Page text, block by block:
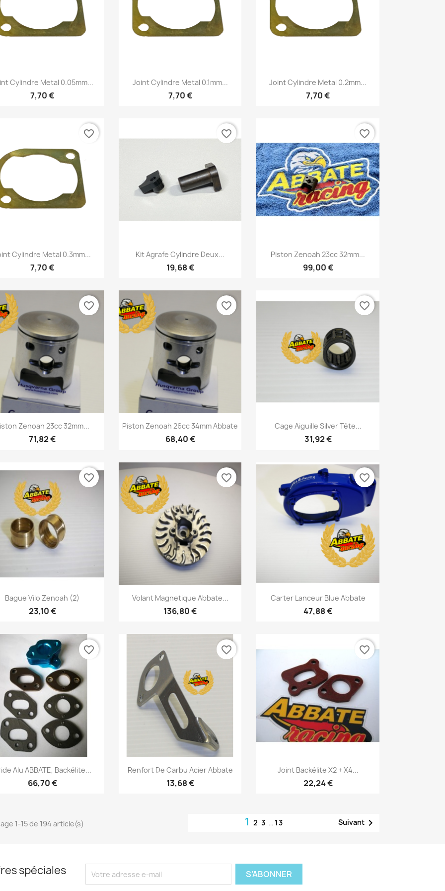
Aperçu rapide
Cylindre Metal 0.05mm...
7,70 €
Aperçu rapide
Joint Cylindre Metal 0.1mm...
7,70 €
Aperçu rapide
Joint Cylindre Metal 0.2mm...
7,70 €
Aperçu rapide
Cylindre Metal 0.3mm...
7,70 €
favorite_border
Aperçu rapide
Kit Agrafe Cylindre Deux...
19,68 €
favorite_border
Aperçu rapide
Piston Zenoah 23cc 32mm...
99,00 €
favorite_border
Aperçu rapide
Zenoah 23cc 32mm...
71,82 €
favorite_border
Aperçu rapide
Piston Zenoah 26cc 34mm Abbate
68,40 €
favorite_border
Aperçu rapide
Cage Aiguille Silver Tête...
31,92 €
favorite_border
Aperçu rapide
Bague Vilo Zenoah (2)
23,10 €
favorite_border
Aperçu rapide
Volant Magnetique Abbate...
136,80 €
favorite_border
Aperçu rapide
Carter Lanceur Blue Abbate
47,88 €
favorite_border
Aperçu rapide
Alu ABBATE, Backélite...
66,70 €
favorite_border
Aperçu rapide
Renfort De Carbu Acier Abbate
13,68 €
favorite_border
Aperçu rapide
Joint Backélite X2 + X4...
22,24 €
favorite_border
1-15 de 194 article(s) 123 … 13 Suivant
spéciales